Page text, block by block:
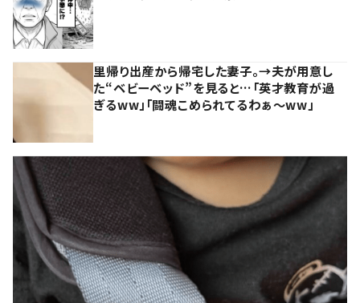
里帰り出産から帰宅した妻子。→夫が用意し
た“ベビーベッド”を見ると…「英才教育が過
ぎるww」「闘魂こめられてるわぁ～ww」